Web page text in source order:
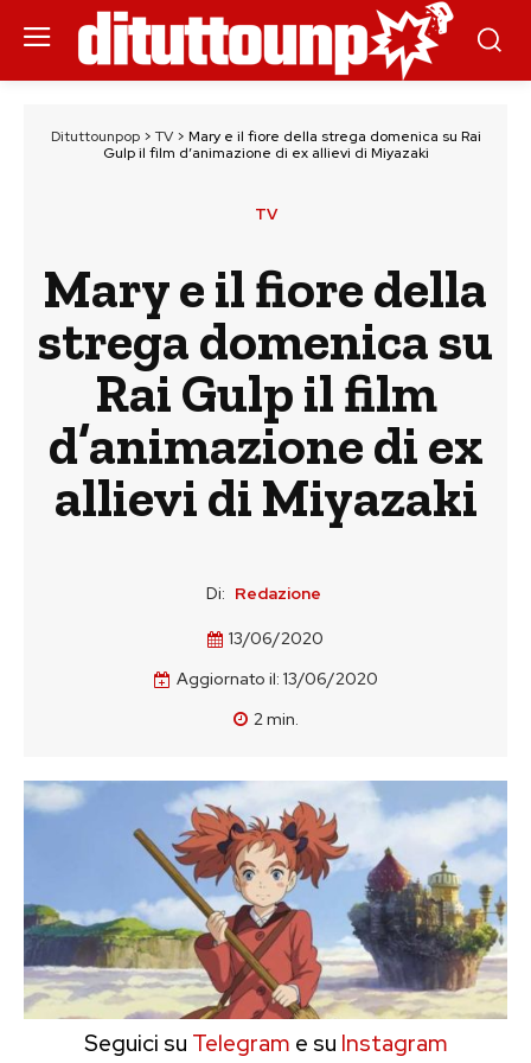
Dituttounpop> TV> Mary e il fiore della strega domenica su Rai
Gulp il film d’animazione di ex allievi di Miyazaki
TV
Mary e il fiore della
strega domenica su
Rai Gulp il film
d’animazione di ex
allievi di Miyazaki
Di: Redazione
13/06/2020
Aggiornato il: 13/06/2020
2min.
Seguici su Telegram e su Instagram